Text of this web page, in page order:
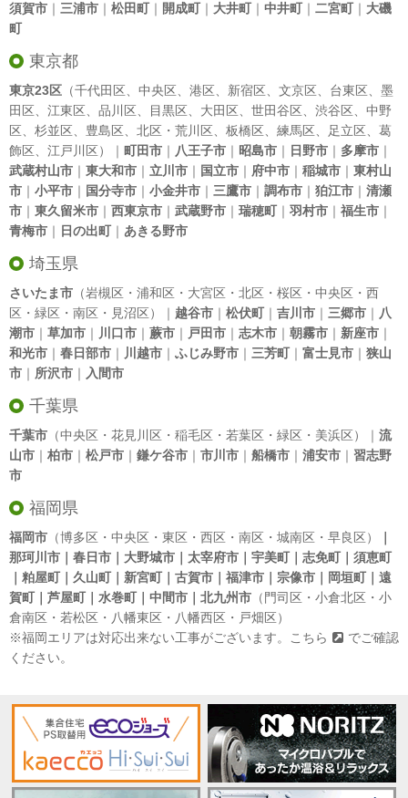
須賀市 ｜ 三浦市 ｜ 松田町｜ 開成町｜ 大井町｜ 中井町｜ 二宮町｜ 大磯
町
東京都
東京23区 （千代田区 中央区 港区 新宿区 文京区 台東区
墨
田区
江東区 品川区 目黒区 大田区 世田谷区 渋谷区
中野
区
杉並区 豊島区 北区 ・ 荒川区 板橋区 練馬区 足立区
葛
飾区
江戸川区）｜ 町田市 ｜ 八王子市 ｜ 昭島市 ｜ 日野市 ｜ 多摩市 ｜
武蔵村山市 ｜ 東大和市 ｜ 立川市 ｜ 国立市 ｜ 府中市 ｜ 稲城市 ｜ 東村山
市 ｜ 小平市 ｜ 国分寺市 ｜ 小金井市 ｜ 三鷹市 ｜ 調布市 ｜ 狛江市 ｜ 清瀬
市 ｜ 東久留米市 ｜ 西東京市 ｜ 武蔵野市 ｜ 瑞穂町｜ 羽村市 ｜ 福生市 ｜
青梅市 ｜ 日の出町｜ あきる野市
埼玉県
さいたま市 （岩槻区・浦和区・大宮区・北区・桜区・中央区・西
区・緑区・南区・見沼区）｜ 越谷市 ｜ 松伏町｜ 吉川市 ｜ 三郷市 ｜ 八
潮市 ｜ 草加市 ｜ 川口市 ｜ 蕨市 ｜ 戸田市 ｜ 志木市 ｜ 朝霧市 ｜ 新座市 ｜
和光市 ｜ 春日部市 ｜ 川越市 ｜ ふじみ野市 ｜ 三芳町｜ 富士見市 ｜ 狭山
市 ｜ 所沢市 ｜ 入間市
千葉県
千葉市 （中央区・花見川区・稲毛区・若葉区・緑区・美浜区）｜ 流
山市 ｜ 柏市 ｜ 松戸市 ｜ 鎌ケ谷市 ｜ 市川市 ｜ 船橋市 ｜ 浦安市 ｜ 習志野
市
福岡県
福岡市 （博多区・中央区・東区・西区・南区・城南区・早良区）
那珂川市｜春日市｜大野城市｜太宰府市｜宇美町｜志免町｜須恵町
｜粕屋町｜久山町｜新宮町｜古賀市｜福津市｜宗像市｜岡垣町｜遠
賀町｜芦屋町｜水巻町｜中間市｜北九州市 （門司区・小倉北区・小
倉南区・若松区・八幡東区・八幡西区・戸畑区）
※福岡エリアは対応出来ない工事がございます。
こちら
でご確認
ください。